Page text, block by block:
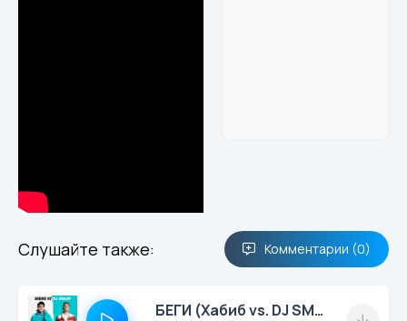
Слушайте также: Комментарии (0)
БЕГИ (Хабиб vs. DJ SMASH)